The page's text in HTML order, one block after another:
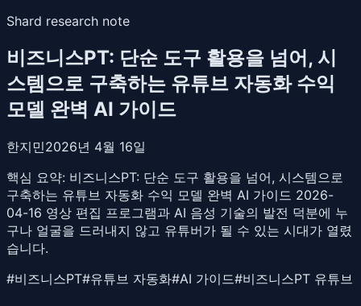
Shard research note
비즈니스PT: 단순 도구 활용을 넘어, 시
스템으로 구축하는 유튜브 자동화 수익
모델 완벽 AI 가이드
한지민2026년 4월 16일
핵심 요약: 비즈니스PT: 단순 도구 활용을 넘어, 시스템으로
구축하는 유튜브 자동화 수익 모델 완벽 AI 가이드 2026-
04-16 영상 편집 프로그램과 AI 음성 기술의 발전 덕분에 누
구나 얼굴을 드러내지 않고 유튜버가 될 수 있는 시대가 열렸
습니다.
#비즈니스PT#유튜브 자동화#AI 가이드#비즈니스PT 유튜브